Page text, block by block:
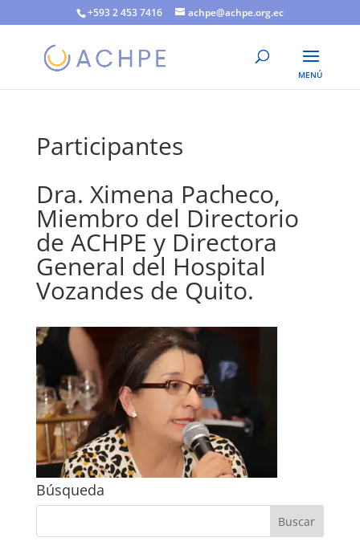
+593 2 453 7416 achpe@achpe.org.ec
Participantes
Dra. Ximena Pacheco,
Miembro del Directorio
de ACHPE y Directora
General del Hospital
Vozandes de Quito.
Búsqueda